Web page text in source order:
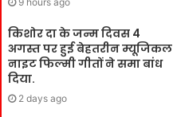
किशोर दा के जन्म दिवस 4
अगस्त पर हुई बेहतरीन म्यूजिकल
नाइट फिल्मी गीतों ने समा बांध
दिया.
2 days ago